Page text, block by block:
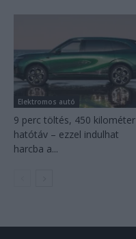
Elektromos autó
9 perc töltés, 450 kilométer
hatótáv – ezzel indulhat
harcba a...